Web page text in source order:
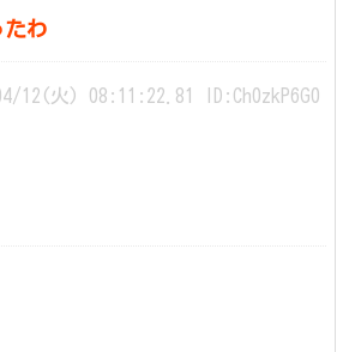
たわ
12(火) 08:11:22.81 ID:Ch0zkP6G0